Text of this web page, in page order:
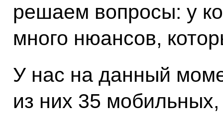
решаем вопросы: у
много нюансов,
У нас на данный
из них 35